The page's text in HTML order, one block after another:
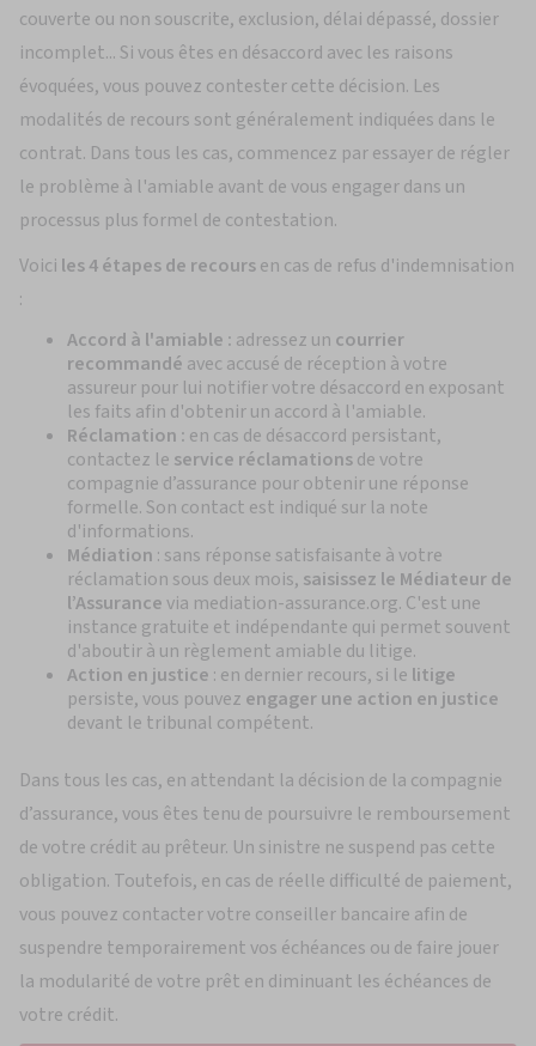
couverte ou non souscrite, exclusion, délai dépassé, dossier
incomplet... Si vous êtes en désaccord avec les raisons
évoquées, vous pouvez contester cette décision. Les
modalités de recours sont généralement indiquées dans le
contrat. Dans tous les cas, commencez par essayer de régler
le problème à l'amiable avant de vous engager dans un
processus plus formel de contestation.
Voici les 4 étapes de recoursen cas de refus d'indemnisation
:
Accord à l'amiable : adressez un courrier
recommandé avec accusé de réception à votre
assureur pour lui notifier votre désaccord en exposant
les faits afin d'obtenir un accord à l'amiable.
Réclamation : en cas de désaccord persistant,
contactez le service réclamationsde votre
compagnie d’assurance pour obtenir une réponse
formelle. Son contact est indiqué sur la note
d'informations.
Médiation : sans réponse satisfaisante à votre
réclamation sous deux mois, saisissez le Médiateur de
l’Assurancevia mediation-assurance.org. C'est une
instance gratuite et indépendante qui permet souvent
d'aboutir à un règlement amiable du litige.
Action en justice : en dernier recours, si le litige
persiste, vous pouvez engager une action en justice
devant le tribunal compétent.
Dans tous les cas, en attendant la décision de la compagnie
d’assurance, vous êtes tenu de poursuivre le remboursement
de votre crédit au prêteur. Un sinistre ne suspend pas cette
obligation. Toutefois, en cas de réelle difficulté de paiement,
vous pouvez contacter votre conseiller bancaire afin de
suspendre temporairement vos échéances ou de faire jouer
la modularité de votre prêt en diminuant les échéances de
votre crédit.